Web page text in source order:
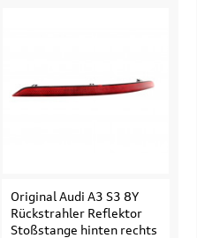
Original Audi A3 S3 8Y
Rückstrahler Reflektor
Stoßstange hinten rechts
199,90 € 174,90 €
inkl. MwSt. zzgl.Versandkosten